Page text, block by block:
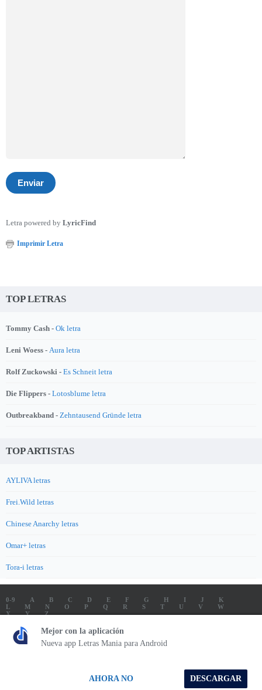
Letra powered by LyricFind
Imprimir Letra
TOP LETRAS
Tommy Cash - Ok letra
Leni Woess - Aura letra
Rolf Zuckowski - Es Schneit letra
Die Flippers - Lotosblume letra
Outbreakband - Zehntausend Gründe letra
TOP ARTISTAS
AYLIVA letras
Frei.Wild letras
Chinese Anarchy letras
Omar+ letras
Tora-i letras
0-9 A B C D E F G H I J
K
L
M N O P Q R S T V
W
X
Y
Z
LETRAS
SOUNDTRACK LETRAS
TOP 100 LETRAS
ENVIA LETRAS
Letrasmania.com - Copyright © 2026 - All Rights Reserved
Mejor con la aplicación
Nueva app Letras Mania para Android
DESCARGAR
AHORA NO